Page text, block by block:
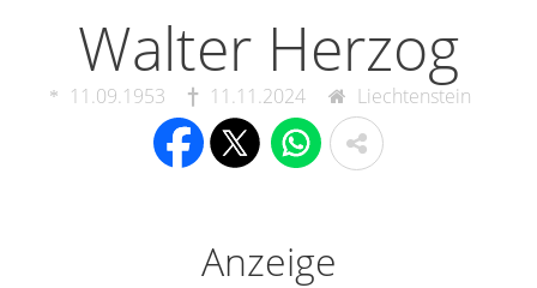
Walter Herzog
11.09.1953 11.11.2024 Liechtenstein
Anzeige